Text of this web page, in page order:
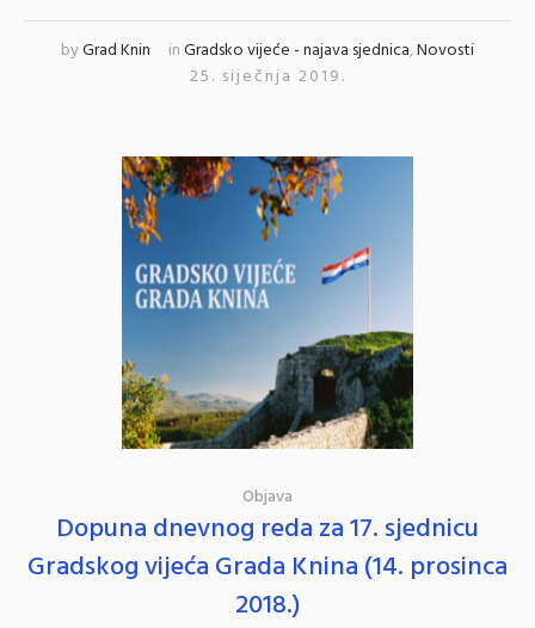
byGrad Knin inGradsko vijeće - najava sjednica,Novosti
25. siječnja 2019.
Objava
Dopuna dnevnog reda za 17. sjednicu
Gradskog vijeća Grada Knina (14. prosinca
2018.)